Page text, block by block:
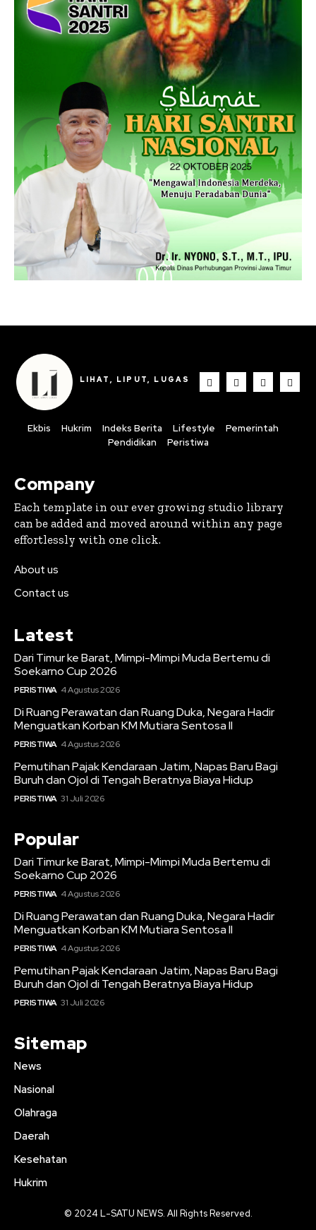
LIHAT, LIPUT, LUGAS
Ekbis Hukrim Indeks Berita Lifestyle
Pemerintah
Pendidikan
Peristiwa
Company
Each template in our ever growing studio library
can be added and moved around within any page
effortlessly with one click.
About us
Contact us
Latest
Dari Timur ke Barat, Mimpi-Mimpi Muda Bertemu di
Soekarno Cup 2026
PERISTIWA 4 Agustus 2026
Di Ruang Perawatan dan Ruang Duka, Negara Hadir
Menguatkan Korban KM Mutiara Sentosa II
PERISTIWA 4 Agustus 2026
Pemutihan Pajak Kendaraan Jatim, Napas Baru Bagi
Buruh dan Ojol di Tengah Beratnya Biaya Hidup
PERISTIWA 31 Juli 2026
Popular
Dari Timur ke Barat, Mimpi-Mimpi Muda Bertemu di
Soekarno Cup 2026
PERISTIWA 4 Agustus 2026
Di Ruang Perawatan dan Ruang Duka, Negara Hadir
Menguatkan Korban KM Mutiara Sentosa II
PERISTIWA 4 Agustus 2026
Pemutihan Pajak Kendaraan Jatim, Napas Baru Bagi
Buruh dan Ojol di Tengah Beratnya Biaya Hidup
PERISTIWA 31 Juli 2026
Sitemap
News
Nasional
Olahraga
Daerah
Kesehatan
Hukrim
© 2024 L-SATU NEWS. All Rights Reserved.